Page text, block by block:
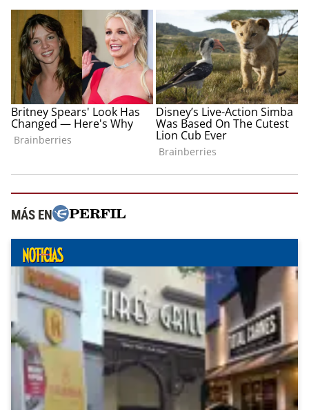
MÁS EN